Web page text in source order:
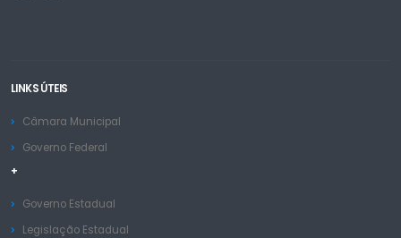
LINKS ÚTEIS
Câmara Municipal
Governo Federal
+
Governo Estadual
Legislação Estadual